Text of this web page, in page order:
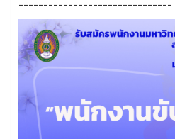
-------------------------------